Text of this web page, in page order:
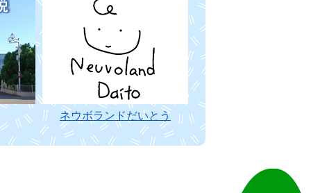
ネウボランドだいとう